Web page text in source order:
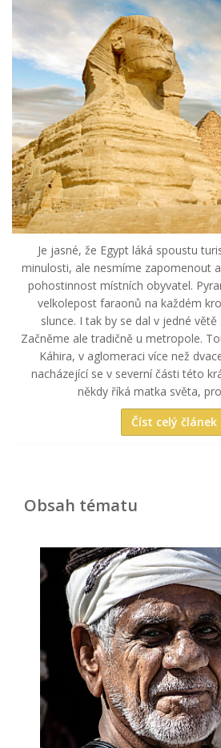
Je jasné, že Egypt láká spoustu
minulosti, ale nesmíme zapomenout
pohostinnost místních obyvatel.
velkolepost faraonů na každém
slunce. I tak by se dal v jedné
Začněme ale tradičně u metropole.
Káhira, v aglomeraci více než
nacházející se v severní části této
někdy říká matka světa,
Číst celý článek
Obsah tématu